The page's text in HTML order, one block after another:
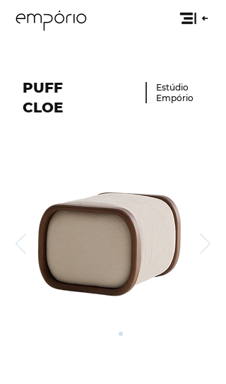
PUFF
CLOE
Estúdio
Empório